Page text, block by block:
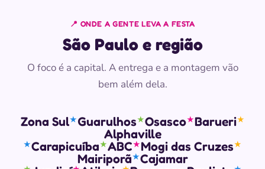
📍 ONDE A GENTE LEVA A FESTA
São Paulo e região
O foco é a capital. A entrega e a montagem vão
bem além dela.
Zona Sul★Guarulhos★Osasco★Barueri★
Alphaville
★Carapicuíba★ABC★Mogi das Cruzes★
Mairiporã★Cajamar